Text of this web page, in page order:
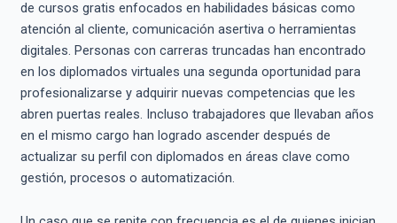
de cursos gratis enfocados en habilidades básicas como
atención al cliente, comunicación asertiva o herramientas
digitales. Personas con carreras truncadas han encontrado
en los diplomados virtuales una segunda oportunidad para
profesionalizarse y adquirir nuevas competencias que les
abren puertas reales. Incluso trabajadores que llevaban años
en el mismo cargo han logrado ascender después de
actualizar su perfil con diplomados en áreas clave como
gestión, procesos o automatización.